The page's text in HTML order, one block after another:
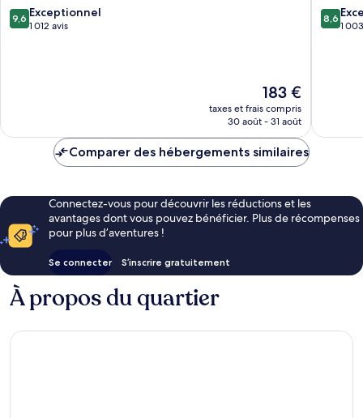
9.6
sur
9,6 Exceptionnel
1 012 avis
Le
nouveau
prix
de
183 €
taxes et frais compris
30 août - 31 août
ville
de
8.6
sur
8,6
1
Comparer des hébergements similaires
Connectez-vous pour découvrir les réductions et les
avantages dont vous pouvez bénéficier. Plus de récompenses
pour plus d’aventures !
Se connecter S’inscrire gratuitement
À propos du quartier